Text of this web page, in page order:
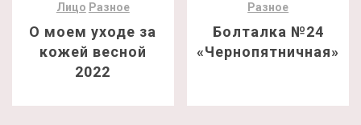
Лицо Разное
О моем уходе за
кожей весной
2022
Разное
Болталка №24
«Чернопятничная»